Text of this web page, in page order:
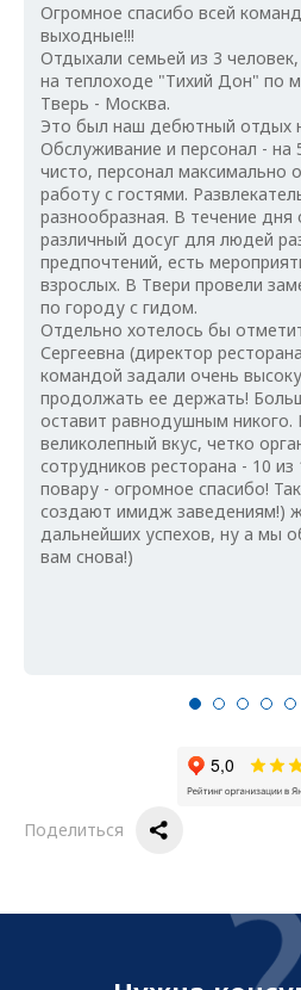
Огромное спасибо всей
выходные!!!
Отдыхали семьей из 3
на теплоходе "Тихий Дон" по
Тверь - Москва.
Это был наш дебютный отдых
Обслуживание и персонал - на
чисто, персонал максимально
работу с гостями.
разнообразная. В течение дня
различный досуг для людей
предпочтений, есть
взрослых. В Твери провели
по городу с гидом.
Отдельно хотелось бы
Сергеевна (директор
командой задали очень
продолжать ее держать!
оставит равнодушным никого.
великолепный вкус, четко
сотрудников ресторана - 10
повару - огромное спасибо!
создают имидж заведениям!)
дальнейших успехов, ну а мы
вам снова!)
Поделиться